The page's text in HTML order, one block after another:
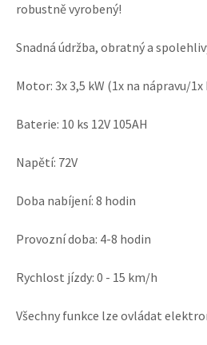
robustně vyrobený!
Snadná údržba, obratný a
Motor: 3x 3,5 kW (1x na nápravu/
Baterie: 10 ks 12V 105AH
Napětí: 72V
Doba nabíjení: 8 hodin
Provozní doba: 4-8 hodin
Rychlost jízdy: 0 - 15 km/h
Všechny funkce lze ovládat